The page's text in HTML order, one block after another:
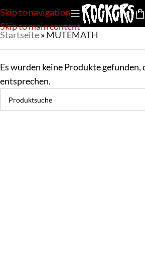
Skip to navigation
Skip to main content
Startseite» MUTEMATH
Es wurden keine Produkte gefunden,
entsprechen.